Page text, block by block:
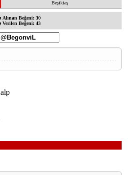
Beşiktaş
Alınan Beğeni: 30
Verilen Beğeni: 43